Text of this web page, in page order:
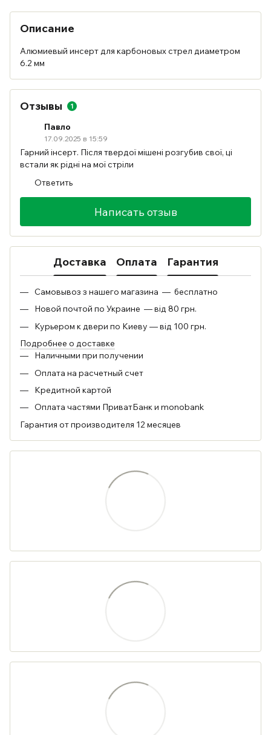
Описание
Алюмиевый инсерт для карбоновых стрел диаметром
6.2 мм
Отзывы 1
Павло
17.09.2025 в 15:59
Гарний інсерт. Після твердої мішені розгубив свої, ці
встали як рідні на мої стріли
Ответить
Написать отзыв
Доставка Оплата Гарантия
Самовывоз з нашего магазина — бесплатно
Новой почтой по Украине — від 80 грн.
Курьером к двери по Киеву — від 100 грн.
Подробнее о доставке
Наличными при получении
Оплата на расчетный счет
Кредитной картой
Оплата частями ПриватБанк и monobank
Гарантия от производителя 12 месяцев